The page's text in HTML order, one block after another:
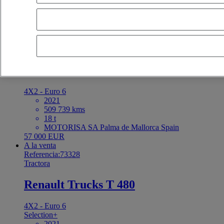
últimas ofertas primeras ofertas primera matriculación - descendente
A la venta
4X2 - Euro 6
2021
509 739 kms
18 t
MOTORISA SA Palma de Mallorca Spain
57 000 EUR
A la venta
Referencia:73328
Tractora
Renault Trucks T 480
4X2 - Euro 6
Selection+